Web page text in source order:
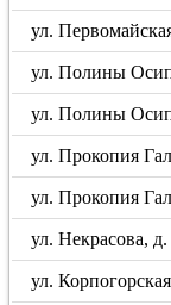
ул.
ул. Полины
ул. Полины
ул. Прокопия
ул. Прокопия
ул. Некрасова, д.
ул.